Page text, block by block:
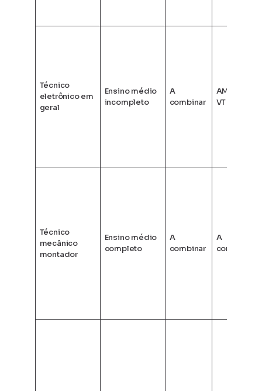
Técnico
eletrônico em
geral
Ensino médio
incompleto
A
combinar
AM + AO +
VT + outros
Técnico
mecânico
montador
Ensino médio
completo
A
combinar
A
combinar